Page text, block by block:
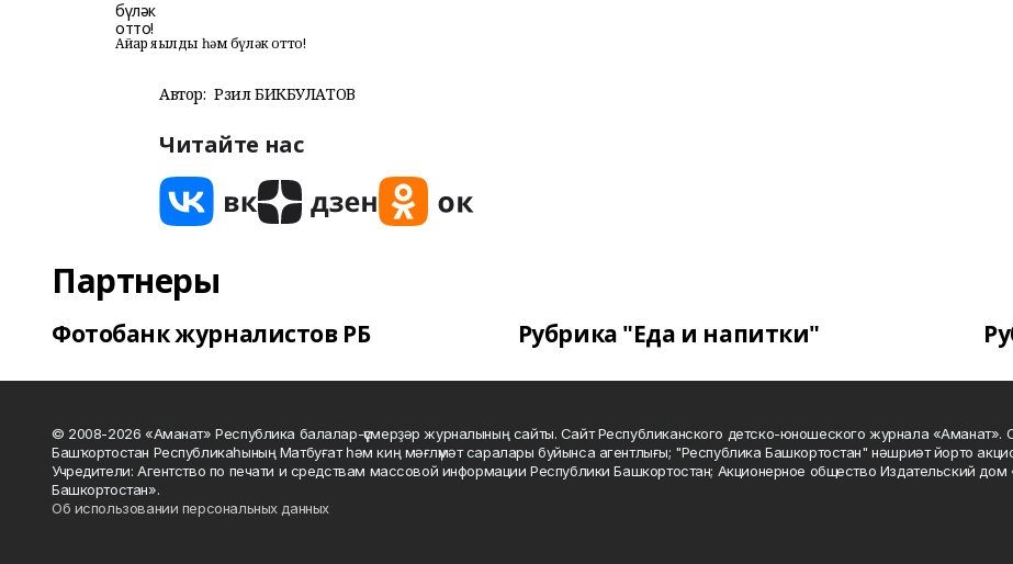
Айҙар яҙылды һәм бүләк отто!
Автор: Рәзил БИКБУЛАТОВ
Читайте нас
Партнеры
Фотобанк журналистов РБ Рубрика "Еда и напитки"
© 2008-2026 «Аманат» Республика балалар-үҫмерҙәр журналының сайты. Сайт Республиканского детско-юношеского журнала «Аманат».
Башҡортостан Республикаһының Матбуғат һәм киң мәғлүмәт саралары буйынса агентлығы; "Республика Башкортостан" нәшриәт йорто
Учредители: Агентство по печати и средствам массовой информации Республики Башкортостан; Акционерное общество Издательский дом
Башкортостан».
Об использовании персональных данных